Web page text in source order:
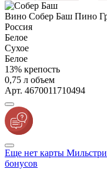
Вино Собер Баш Пино
Россия
Белое
Сухое
Белое
13% крепость
0,75 л объем
Арт. 4670011710494
Еще нет карты
бонусов